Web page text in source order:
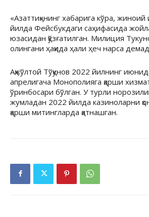
«Азаттиқ»нинг хабарига кўра,
йилда Фейсбукдаги саҳифасида
юзасидан қўзғатилган. Милиция
олингани ҳақида ҳали ҳеч нарса
Ақжўлтой Тўқунов 2022 йилнинг
апрелигача Монополияга қарши
ўринбосари бўлган. У турли
жумладан 2022 йилда казиноларни
қарши митингларда қатнашган.